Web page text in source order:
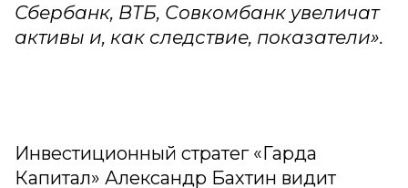
Сбербанк, ВТБ, Совкомбанк увеличат
активы и, как следствие, показатели».
Инвестиционный стратег «Гарда
Капитал» Александр Бахтин видит